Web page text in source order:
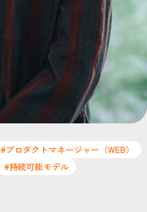
#プロダクトマネージャー（WEB）
#持続可能モデル